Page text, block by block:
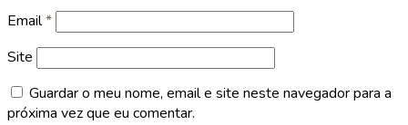
Email*
Site
Guardar o meu nome, email e site neste navegador para a
próxima vez que eu comentar.